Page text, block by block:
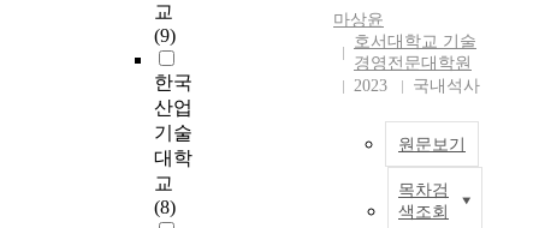
교
(9)
한국
산업
기술
대학
교
(8)
마상윤
호서대학교 기술
경영전문대학원
2023
국내석사
원문보기
목차검
색조회